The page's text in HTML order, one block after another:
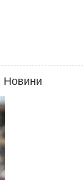
Новини